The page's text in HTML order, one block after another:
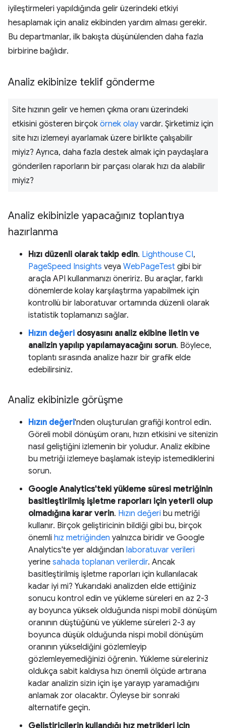
iyileştirmeleri yapıldığında gelir üzerindeki etkiyi
hesaplamak için analiz ekibinden yardım alması gerekir.
Bu departmanlar, ilk bakışta düşünülenden daha fazla
birbirine bağlıdır.
Analiz ekibinize teklif gönderme
Site hızının gelir ve hemen çıkma oranı üzerindeki
etkisini gösteren birçok örnek olay vardır. Şirketimiz için
site hızı izlemeyi ayarlamak üzere birlikte çalışabilir
miyiz? Ayrıca, daha fazla destek almak için paydaşlara
gönderilen raporların bir parçası olarak hızı da alabilir
miyiz?
Analiz ekibinizle yapacağınız toplantıya
hazırlanma
Hızı düzenli olarak takip edin. Lighthouse CI,
PageSpeed Insights veya WebPageTest gibi bir
araçla API kullanmanızı öneririz. Bu araçlar, farklı
dönemlerde kolay karşılaştırma yapabilmek için
kontrollü bir laboratuvar ortamında düzenli olarak
istatistik toplamanızı sağlar.
Hızın değeri dosyasını analiz ekibine iletin ve
analizin yapılıp yapılamayacağını sorun. Böylece,
toplantı sırasında analize hazır bir grafik elde
edebilirsiniz.
Analiz ekibinizle görüşme
Hızın değeri'nden oluşturulan grafiği kontrol edin.
Göreli mobil dönüşüm oranı, hızın etkisini ve sitenizin
nasıl geliştiğini izlemenin bir yoludur. Analiz ekibine
bu metriği izlemeye başlamak isteyip istemediklerini
sorun.
Google Analytics'teki yükleme süresi metriğinin
basitleştirilmiş işletme raporları için yeterli olup
olmadığına karar verin. Hızın değeri bu metriği
kullanır. Birçok geliştiricinin bildiği gibi bu, birçok
önemli hız metriğinden yalnızca biridir ve Google
Analytics'te yer aldığından laboratuvar verileri
yerine sahada toplanan verilerdir. Ancak
basitleştirilmiş işletme raporları için kullanılacak
kadar iyi mi? Yukarıdaki analizden elde ettiğiniz
sonucu kontrol edin ve yükleme süreleri en az 2-3
ay boyunca yüksek olduğunda nispi mobil dönüşüm
oranının düştüğünü ve yükleme süreleri 2-3 ay
boyunca düşük olduğunda nispi mobil dönüşüm
oranının yükseldiğini gözlemleyip
gözlemleyemediğinizi öğrenin. Yükleme süreleriniz
oldukça sabit kaldıysa hızı önemli ölçüde artırana
kadar analizin sizin için işe yarayıp yaramadığını
anlamak zor olacaktır. Öyleyse bir sonraki
alternatife geçin.
Geliştiricilerin kullandığı hız metrikleri için